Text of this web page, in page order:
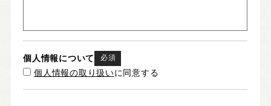
個人情報について 必須
個人情報の取り扱いに同意する